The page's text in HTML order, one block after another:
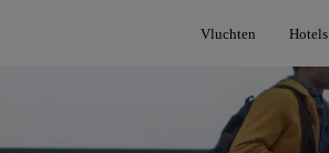
Vluchten Hotels